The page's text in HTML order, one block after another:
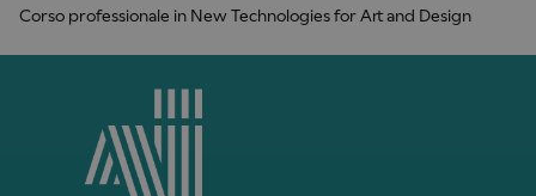
Corso professionale in New Technologies for Art and Design